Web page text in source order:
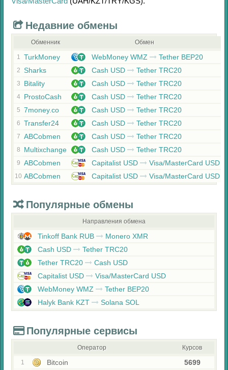
Недавние обмены
Обменник Обмен
1 TurkMoney WebMoney WMZ Tether BEP20
2 Sharks Cash USD Tether TRC20
3 Bitality Cash USD Tether TRC20
4 ProstoCash Cash USD Tether TRC20
5 7money.co Cash USD Tether TRC20
6 Transfer24 Cash USD Tether TRC20
7 ABCobmen Cash USD Tether TRC20
8 Multixchange Cash USD Tether TRC20
9 ABCobmen Capitalist USD Visa/MasterCard USD
10 ABCobmen Capitalist USD Visa/MasterCard USD
Популярные обмены
Направления обмена
Tinkoff Bank RUB
Monero XMR
Cash USD
Tether TRC20
Tether TRC20
Cash USD
Capitalist USD
Visa/MasterCard USD
WebMoney WMZ
Tether BEP20
Halyk Bank KZT
Solana SOL
Популярные сервисы
Оператор Курсов
1 Bitcoin 5699